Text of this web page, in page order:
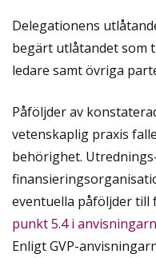
Delegationens
begärt utlåtandet som
ledare samt övriga
Påföljder av
vetenskaplig praxis
behörighet.
eventuella påföljder till
punkt 5.4 i
Enligt GVP-